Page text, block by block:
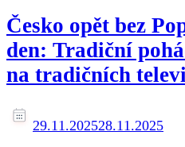
Česko opět bez
den: Tradiční
na tradičních
29.11.202528.11.2025